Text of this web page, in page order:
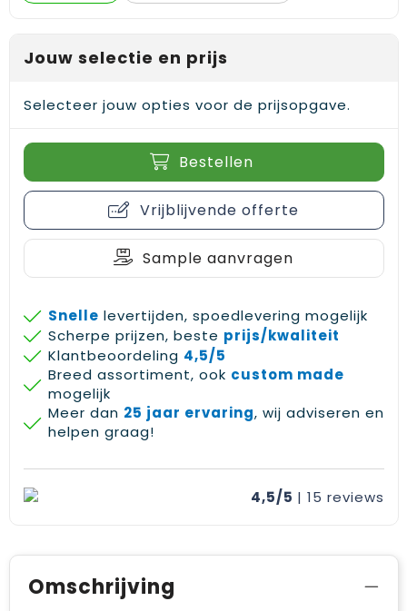
Waterbestendige tassen
Reistassensets
Jouw selectie en prijs
Selecteer jouw opties voor de prijsopgave.
Bestellen
Vrijblijvende offerte
Sample aanvragen
Snelle levertijden, spoedlevering mogelijk
Scherpe prijzen, beste prijs/kwaliteit
Klantbeoordeling 4,5/5
Breed assortiment, ook custom made
mogelijk
Meer dan 25 jaar ervaring, wij adviseren en
helpen graag!
4,5/5 | 15 reviews
Omschrijving